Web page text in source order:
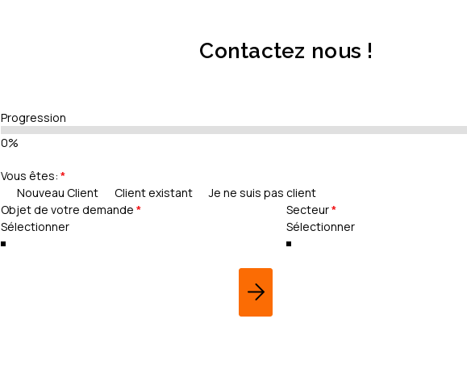
Contactez nous !
Progression
0%
Vous êtes: *
Nouveau Client
Client existant
Je ne suis pas client
Objet de votre demande * Secteur*